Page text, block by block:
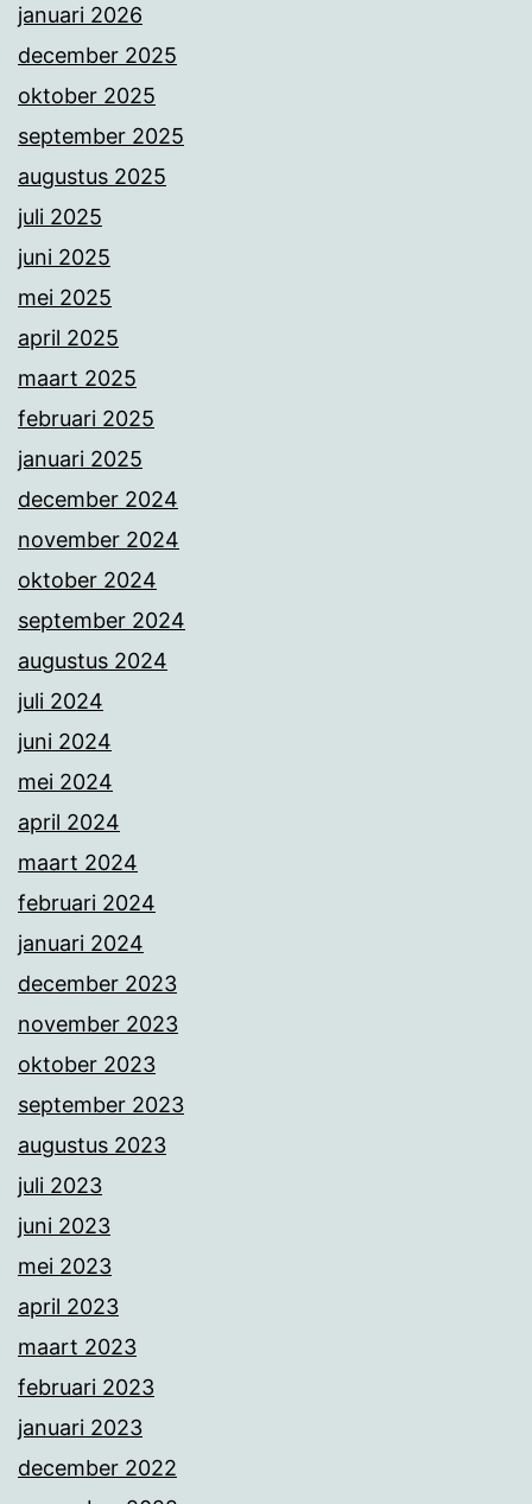
januari 2026
december 2025
oktober 2025
september 2025
augustus 2025
juli 2025
juni 2025
mei 2025
april 2025
maart 2025
februari 2025
januari 2025
december 2024
november 2024
oktober 2024
september 2024
augustus 2024
juli 2024
juni 2024
mei 2024
april 2024
maart 2024
februari 2024
januari 2024
december 2023
november 2023
oktober 2023
september 2023
augustus 2023
juli 2023
juni 2023
mei 2023
april 2023
maart 2023
februari 2023
januari 2023
december 2022